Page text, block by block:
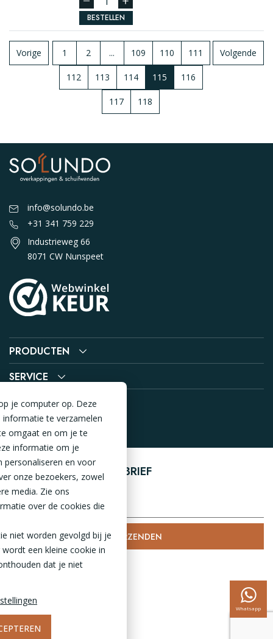
BESTELLEN
Vorige 1 2 ... 109 110 111
112 113 114 115 116
117 118
Volgende
Whatsapp
info@solundo.be
+31 341 759 229
Industrieweg 66
8071 CW Nunspeet
PRODUCTEN
SERVICE
AANMELDEN NIEUWSBRIEF
VERZENDEN
Algemene voorwaarden
Privacy Policy
Cookieverklaring
je computer op. Deze
te verzamelen
omgaat en om je te
informatie om je
personaliseren en voor
onze bezoekers, zowel
media. Zie ons
over de cookies die
niet worden gevolgd bij je
een kleine cookie in
dat je niet